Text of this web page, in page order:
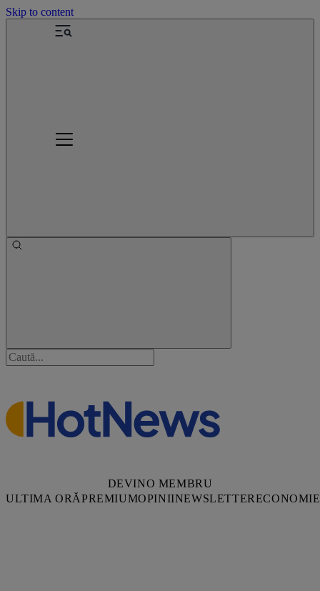
Skip to content
DEVINO MEMBRU
ULTIMA ORĂPREMIUMOPINIINEWSLETTERECONOMIE